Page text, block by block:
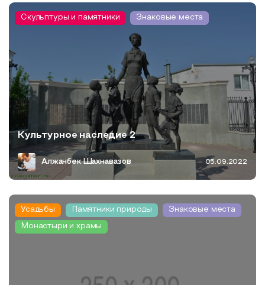
Скульптуры и памятники Знаковые места
Культурное наследие 2
Алжанбек Шахнавазов 05.09.2022
Усадьбы Памятники природы Знаковые места
Монастыри и храмы